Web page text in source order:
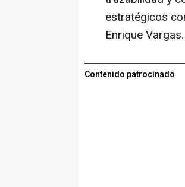
estratégicos
Enrique Vargas.
Contenido patrocinado